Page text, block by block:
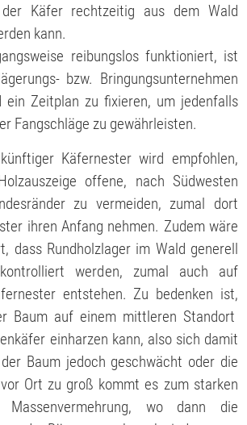
der Käfer rechtzeitig aus dem Wald
kann.
reibungslos funktioniert, ist
bzw. Bringungsunternehmen
ein Zeitplan zu fixieren, um jedenfalls
Fangschläge zu gewährleisten.
Käfernester wird empfohlen,
offene, nach Südwesten
zu vermeiden, zumal dort
ihren Anfang nehmen. Zudem wäre
dass Rundholzlager im Wald generell
werden, zumal auch auf
entstehen. Zu bedenken ist,
Baum auf einem mittleren Standort
einharzen kann, also sich damit
Baum jedoch geschwächt oder die
Ort zu groß kommt es zum starken
wo dann die